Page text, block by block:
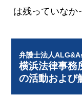
は残っていなか
弁護士法人
横浜法律事務
の活動および